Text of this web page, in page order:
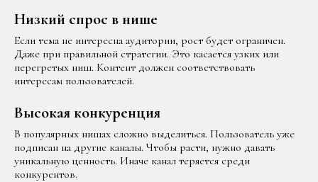
Низкий спрос в нише
Если тема не интересна аудитории, рост будет ограничен.
Даже при правильной стратегии. Это касается узких или
перегретых ниш. Контент должен соответствовать
интересам пользователей.
Высокая конкуренция
В популярных нишах сложно выделиться. Пользователь уже
подписан на другие каналы. Чтобы расти, нужно давать
уникальную ценность. Иначе канал теряется среди
конкурентов.